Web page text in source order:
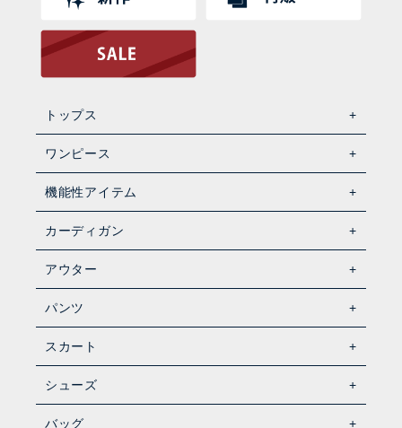
トップス
ワンピース
機能性アイテム
カーディガン
アウター
パンツ
スカート
シューズ
バッグ